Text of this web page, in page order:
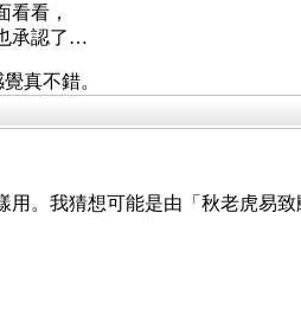
看看，
承認了…
真不錯。
。我猜想可能是由「秋老虎易